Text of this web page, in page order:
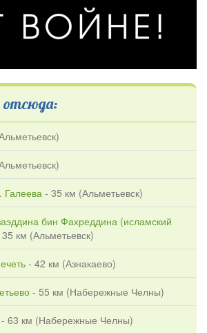
)
)
Галеева - 35 км (Альметьевск)
бин Фахреддина (исламский
км (Альметьевск)
- 42 км (Азнакаево)
- 55 км (Набережные Челны)
- 63 км (Набережные Челны)